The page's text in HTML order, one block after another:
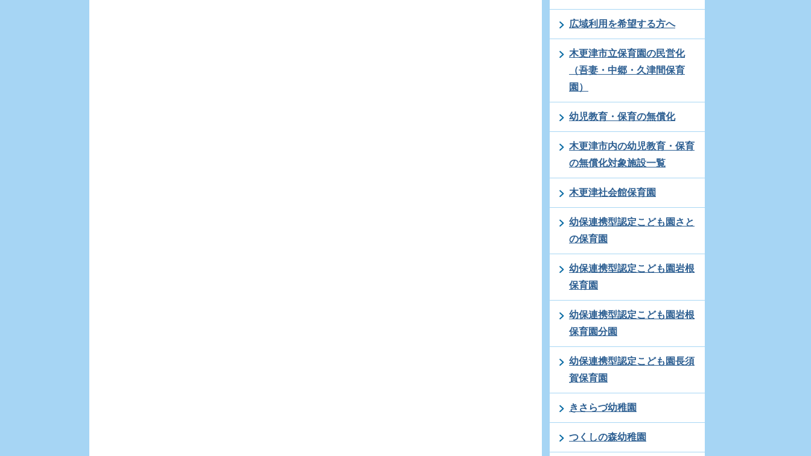
広域利用を希望する方へ
木更津市立保育園の民営化
（吾妻・中郷・久津間保育
園）
幼児教育・保育の無償化
木更津市内の幼児教育・保育
の無償化対象施設一覧
木更津社会館保育園
幼保連携型認定こども園さと
の保育園
幼保連携型認定こども園岩根
保育園
幼保連携型認定こども園岩根
保育園分園
幼保連携型認定こども園長須
賀保育園
きさらづ幼稚園
つくしの森幼稚園